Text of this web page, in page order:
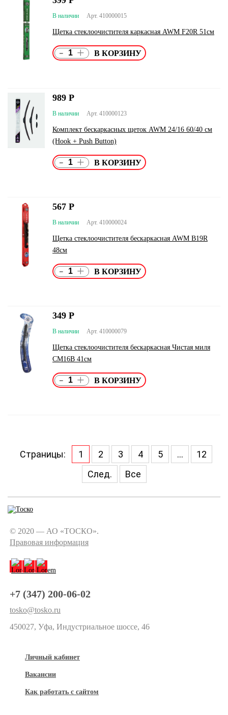
Арт. 410000015
В наличии
Щетка стеклоочистителя каркасная AWM F20R 51см
- +
Арт. 410000123
В наличии
Комплект бескаркасных щеток AWM 24/16 60/40 см
(Hook + Push Button)
989 Р
- +
Арт. 410000024
В наличии
Щетка стеклоочистителя бескаркасная AWM B19R
48см
567 Р
- +
Арт. 410000079
В наличии
Щетка стеклоочистителя бескаркасная Чистая миля
СМ16B 41см
349 Р
- +
Страницы: 1 2 3 4 5 ...
12
След.
Все
© 2020 — АО «ТОСКО».
Правовая информация
+7 (347) 200-06-02
tosko@tosko.ru
450027, Уфа, Индустриальное шоссе, 46
Личный кабинет
Вакансии
Как работать с сайтом